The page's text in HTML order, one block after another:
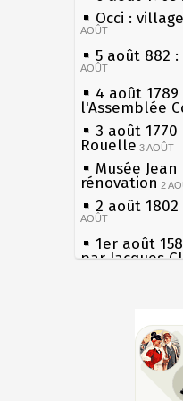
Occi :
AOÛT
5 août 882
AOÛT
4 août
l'Assemblée
3 août
Rouelle 3 AOÛT
Musée
rénovation 2
2 août
AOÛT
1er août
par Jacques
Chocolat
29 juillet
28 juillet
partie de ses
les siècles
27 mai
du roi Henri IV
Pierre qui